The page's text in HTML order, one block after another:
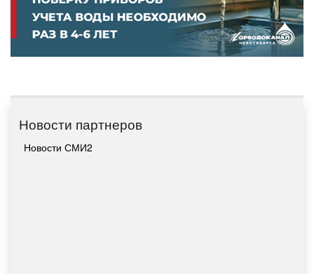
Новости партнеров
Новости СМИ2